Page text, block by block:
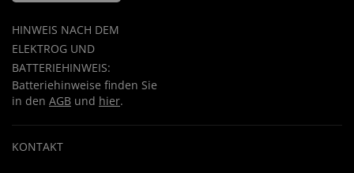
HINWEIS NACH DEM
ELEKTROG UND
BATTERIEHINWEIS:
Batteriehinweise finden Sie
in den AGB und hier.
KONTAKT